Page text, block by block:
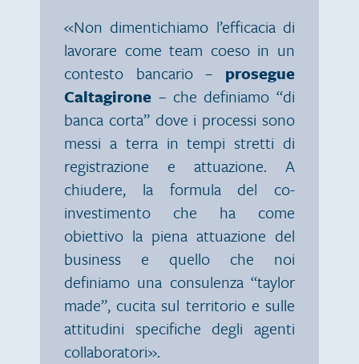
«Non dimentichiamo l’efficacia di
lavorare come team coeso in un
contesto bancario – prosegue
Caltagirone – che definiamo “di
banca corta” dove i processi sono
messi a terra in tempi stretti di
registrazione e attuazione. A
chiudere, la formula del co-
investimento che ha come
obiettivo la piena attuazione del
business e quello che noi
definiamo una consulenza “taylor
made”, cucita sul territorio e sulle
attitudini specifiche degli agenti
collaboratori».